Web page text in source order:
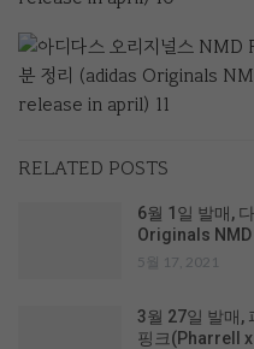
RELATED POSTS
6월 1일 발매,
Originals NMD
5월 17, 2021
3월 27일 발매,
핑크(Pharrell x